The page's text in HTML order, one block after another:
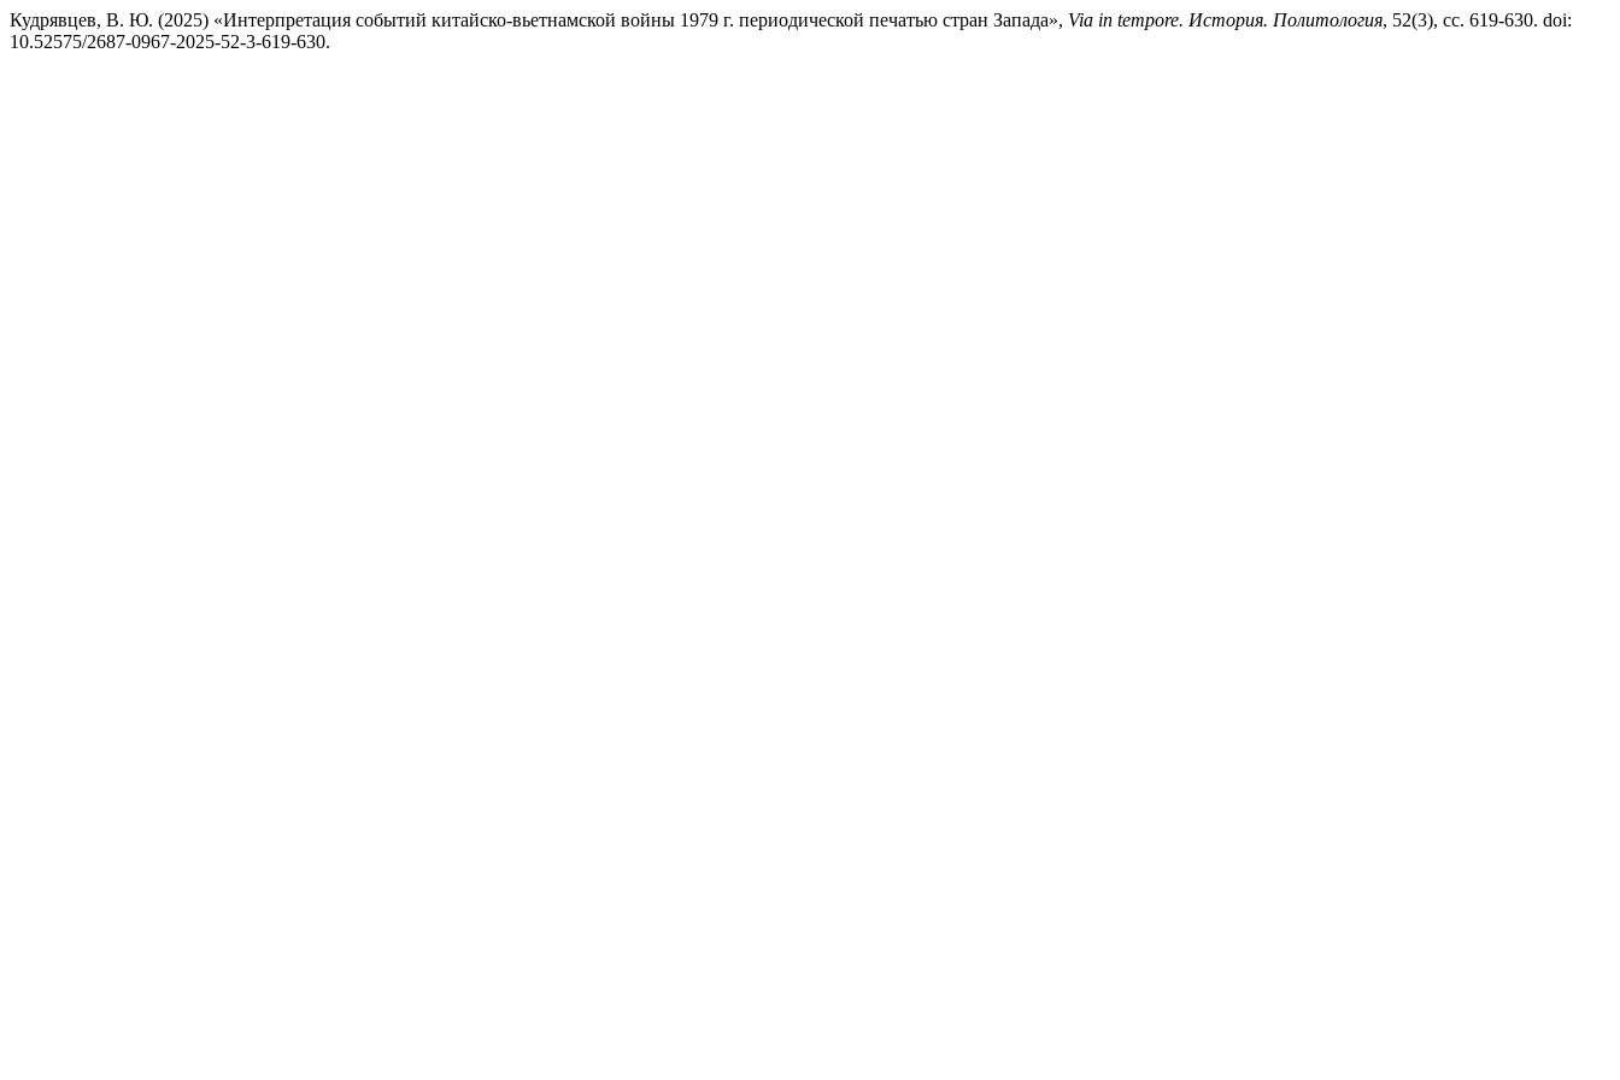
Кудрявцев, В. Ю. (2025) «Интерпретация событий китайско-вьетнамской войны 1979 г. периодической печатью стран Запада», Via in tempore. История. Политология, 52(3), сс. 619-630. doi:
10.52575/2687-0967-2025-52-3-619-630.